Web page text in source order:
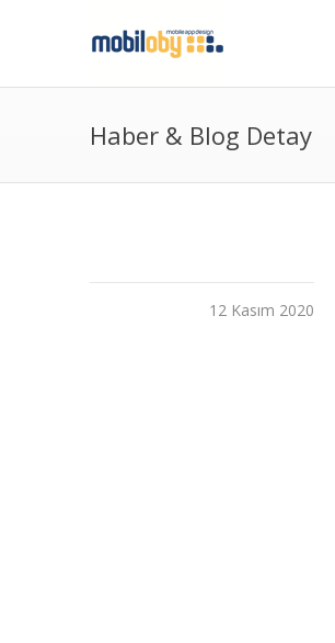
Haber & Blog Detay
12 Kasım 2020